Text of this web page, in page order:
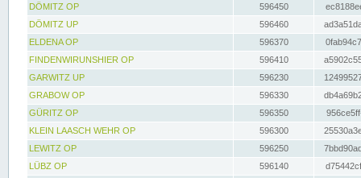
DÖMITZ OP
596450
DÖMITZ UP
596460
ELDENA OP
596370
FINDENWIRUNSHIER OP
596410
GARWITZ UP
596230
GRABOW OP
596330
GÜRITZ OP
596350
KLEIN LAASCH WEHR OP
596300
LEWITZ OP
596250
LÜBZ OP
596140